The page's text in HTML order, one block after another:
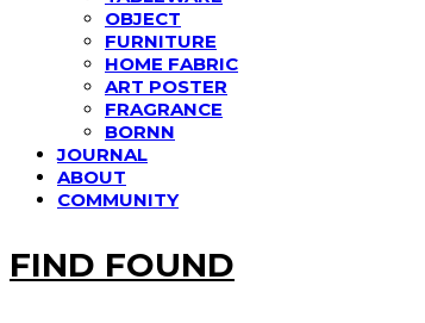
OBJECT
FURNITURE
HOME FABRIC
ART POSTER
FRAGRANCE
BORNN
JOURNAL
ABOUT
COMMUNITY
FIND FOUND